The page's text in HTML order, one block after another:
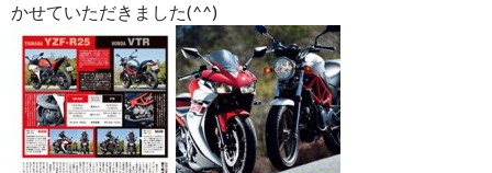
かせていただきました(^^)